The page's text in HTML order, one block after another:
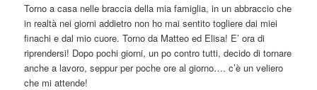
Torno a casa nelle braccia della mia famiglia, in un abbraccio che
in realtà nei giorni addietro non ho mai sentito togliere dai miei
finachi e dal mio cuore. Torno da Matteo ed Elisa! E’ ora di
riprendersi! Dopo pochi giorni, un po contro tutti, decido di tornare
anche a lavoro, seppur per poche ore al giorno…. c’è un veliero
che mi attende!